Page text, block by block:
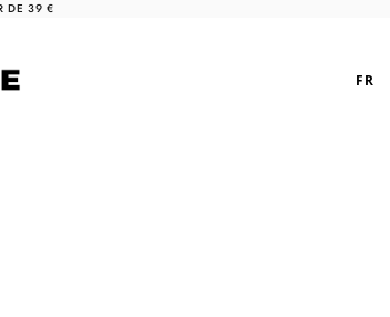
DE 39 €
FR